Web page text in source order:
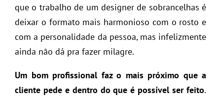
que o trabalho de um designer de sobrancelhas é
deixar o formato mais harmonioso com o rosto e
com a personalidade da pessoa, mas infelizmente
ainda não dá pra fazer milagre.
Um bom profissional faz o mais próximo que a
cliente pede e dentro do que é possível ser feito.